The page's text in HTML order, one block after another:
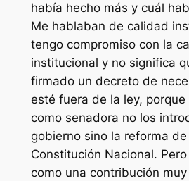
había hecho más y cuál
Me hablaban de calidad
tengo compromiso con la
institucional y no significa
firmado un decreto de
esté fuera de la ley,
como senadora no los
gobierno sino la reforma
Constitución Nacional.
como una contribución